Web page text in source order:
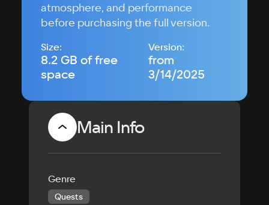
atmosphere, and performance
before purchasing the full version.
Size:
8.2 GB of free
space
Version:
from
3/14/2025
Main Info
Genre
Quests